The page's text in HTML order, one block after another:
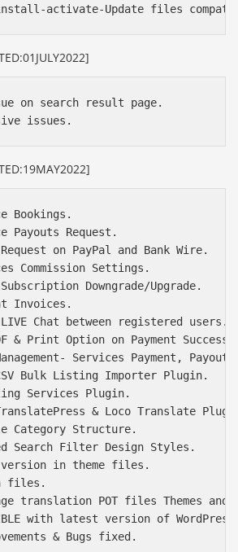
on search result page.
Bookings.
Payouts Request.
Request on PayPal and Bank Wire.
Commission Settings.
Downgrade/Upgrade.
Invoices.
LIVE Chat between registered users.
& Print Option on Payment Success
Services Payment,
CSV Bulk Listing Importer Plugin.
Services Plugin.
TranslatePress & Loco Translate
Category Structure.
Search Filter Design Styles.
version in theme files.
files.
translation POT files Themes
with latest version of